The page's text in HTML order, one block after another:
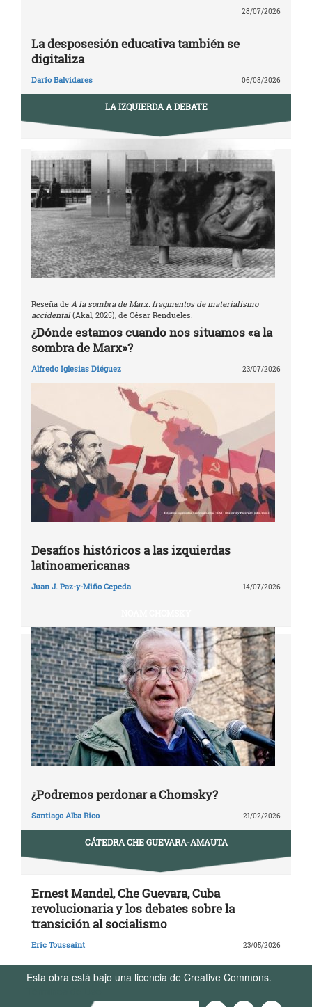
28/07/2026
La desposesión educativa también se
digitaliza
Darío Balvidares 06/08/2026
LA IZQUIERDA A DEBATE
Reseña de A la sombra de Marx: fragmentos de materialismo
accidental(Akal, 2025), de César Rendueles.
¿Dónde estamos cuando nos situamos «a la
sombra de Marx»?
Alfredo Iglesias Diéguez 23/07/2026
Desafíos históricos a las izquierdas
latinoamericanas
Juan J. Paz-y-Miño Cepeda 14/07/2026
¿Podremos perdonar a Chomsky?
Santiago Alba Rico 21/02/2026
CÁTEDRA CHE GUEVARA-AMAUTA
Ernest Mandel, Che Guevara, Cuba
revolucionaria y los debates sobre la
transición al socialismo
Eric Toussaint 23/05/2026
Esta obra está bajo una licencia de Creative Commons.